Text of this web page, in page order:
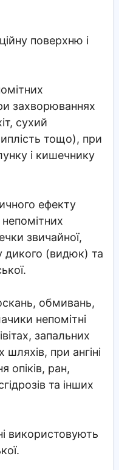
поверхню і
захворюваннях
сухий
тощо), при
і кишечнику
ефекту
звичайної,
дикого (видюк) та
обмивань,
непомітні
запальних
при ангіні
опіків, ран,
та інших
використовують